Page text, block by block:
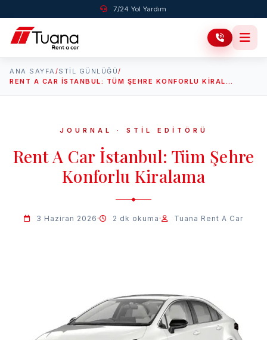
7/24 Yol Yardım
ANA SAYFA /STIL GÜNLÜĞÜ/
RENT A CAR İSTANBUL: TÜM ŞEHRE KONFORLU KIRALAMA
JOURNAL · STİL EDİTÖRÜ
Rent A Car İstanbul: Tüm Şehre
Konforlu Kiralama
3 Haziran 2026 · 2 dk okuma · Tuana Rent A Car